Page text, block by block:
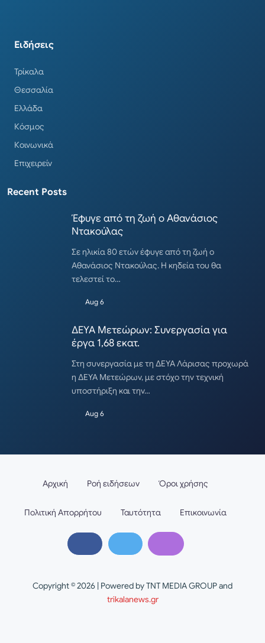
Ειδήσεις
Τρίκαλα
Θεσσαλία
Ελλάδα
Κόσμος
Κοινωνικά
Επιχειρείν
Recent Posts
Έφυγε από τη ζωή ο Αθανάσιος
Ντακούλας
Σε ηλικία 80 ετών έφυγε από τη ζωή ο
Αθανάσιος Ντακούλας. Η κηδεία του θα
τελεστεί το…
Aug 6
ΔΕΥΑ Μετεώρων: Συνεργασία για
έργα 1,68 εκατ.
Στη συνεργασία με τη ΔΕΥΑ Λάρισας προχωρά
η ΔΕΥΑ Μετεώρων, με στόχο την τεχνική
υποστήριξη και την…
Aug 6
Copyright © 2026 | Powered by TNT MEDIA GROUP and
trikalanews.gr
Αρχική Ροή ειδήσεων Όροι χρήσης
Πολιτική Απορρήτου Ταυτότητα Επικοινωνία